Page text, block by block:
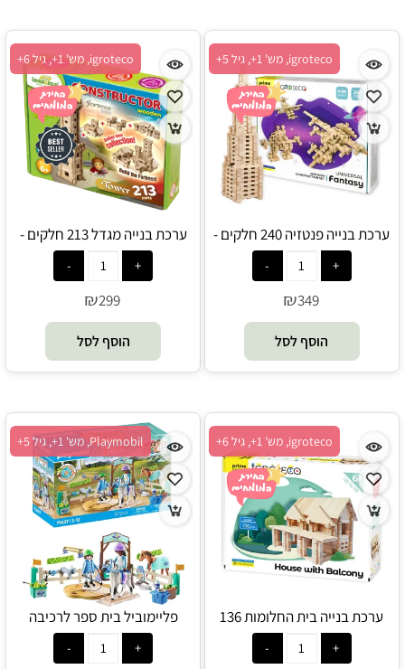
igroteco, מש' 1+, גיל 5+
ערכת בנייה פנטזיה 240 חלקים -
Igroteco
₪349
הוסף לסל
igroteco, מש' 1+, גיל 6+
ערכת בנייה מגדל 213 חלקים -
Igroteco
₪299
הוסף לסל
igroteco, מש' 1+, גיל 6+
ערכת בנייה בית החלומות 136
חלקים - Igroteco
Playmobil, מש' 1+, גיל 5+
פליימוביל בית ספר לרכיבה
מודרנית 71637 - Playmobil